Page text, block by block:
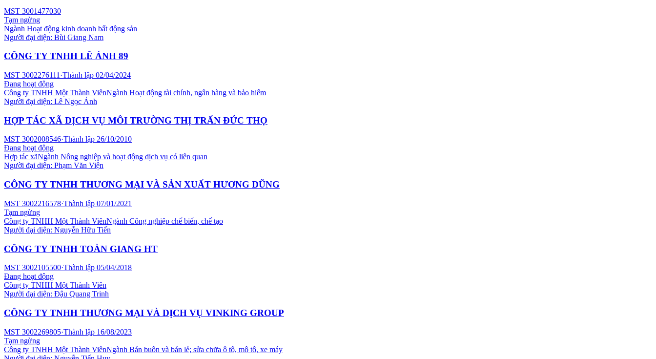
MST 3001477030
Tạm ngừng
Ngành Hoạt động kinh doanh bất động sản
Người đại diện: Bùi Giang Nam
CÔNG TY TNHH LÊ ÁNH 89
MST 3002276111 ·Thành lập 02/04/2024
Đang hoạt động
Công ty TNHH Một Thành ViênNgành Hoạt động tài chính, ngân hàng và bảo hiểm
Người đại diện: Lê Ngọc Ánh
HỢP TÁC XÃ DỊCH VỤ MÔI TRƯỜNG THỊ TRẤN ĐỨC THỌ
MST 3002008546·Thành lập 26/10/2010
Đang hoạt động
Hợp tác xãNgành Nông nghiệp và hoạt động dịch vụ có liên quan
Người đại diện: Phạm Văn Viện
CÔNG TY TNHH THƯƠNG MẠI VÀ SẢN XUẤT HƯƠNG DŨNG
MST 3002216578·Thành lập 07/01/2021
Tạm ngừng
Công ty TNHH Một Thành ViênNgành Công nghiệp chế biến, chế tạo
Người đại diện: Nguyễn Hữu Tiến
CÔNG TY TNHH TOÀN GIANG HT
MST 3002105500·Thành lập 05/04/2018
Đang hoạt động
Công ty TNHH Một Thành Viên
Người đại diện: Đậu Quang Trinh
CÔNG TY TNHH THƯƠNG MẠI VÀ DỊCH VỤ VINKING GROUP
MST 3002269805·Thành lập 16/08/2023
Tạm ngừng
Công ty TNHH Một Thành ViênNgành Bán buôn và bán lẻ; sửa chữa ô tô, mô tô, xe máy